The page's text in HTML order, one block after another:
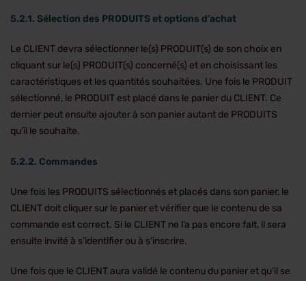
5.2.1. Sélection des PRODUITS et options d’achat
Le CLIENT devra sélectionner le(s) PRODUIT(s) de son choix en
cliquant sur le(s) PRODUIT(s) concerné(s) et en choisissant les
caractéristiques et les quantités souhaitées. Une fois le PRODUIT
sélectionné, le PRODUIT est placé dans le panier du CLIENT. Ce
dernier peut ensuite ajouter à son panier autant de PRODUITS
qu’il le souhaite.
5.2.2. Commandes
Une fois les PRODUITS sélectionnés et placés dans son panier, le
CLIENT doit cliquer sur le panier et vérifier que le contenu de sa
commande est correct. Si le CLIENT ne l’a pas encore fait, il sera
ensuite invité à s’identifier ou à s’inscrire.
Une fois que le CLIENT aura validé le contenu du panier et qu’il se